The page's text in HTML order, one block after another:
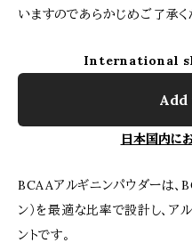
いますのであらかじめご了承く
International
日本国内に
BCAAアルギニンパウダーは、
ン）を最適な比率で設計し、ア
ントです。